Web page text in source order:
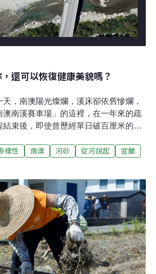
明生態補償措施。昨日第二次初審，業
側礦區約
還可以恢復健康美貌嗎？
，南澳陽光燦爛，溪床卻依舊慘爛，
澳南溪賽車場」的這裡，在一年來的疏
束後，即使曾歷經單日破百厘米的冬
梅雨颱風都不光臨，原本有深有淺、自
棲地，不知還要等多久、有多大的雨
服務特定對象或特定目的。河砂被挖出
的確是河流供給人類的一種重要資源；
上所營造出的環境，也是河流供給生物
形成調節水勢衝擊力量的水安全系統的
的的利用卻傷害其他多元的服務，才能
去年南澳南溪上進行了疏濬暨土砂採取
2個多月。目前都是「採售分離制」，
樣性 南澳 河砂 從河說起
宜蘭